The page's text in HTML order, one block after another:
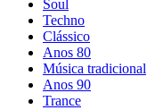
Soul
Techno
Clássico
Anos 80
Música tradicional
Anos 90
Trance